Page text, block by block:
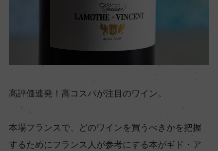
高評価連発！高コスパが注目のワイン。
本場フランスで、どのワインを買うべきかを把握
するためにフランス人が参考にする本がギド・ア